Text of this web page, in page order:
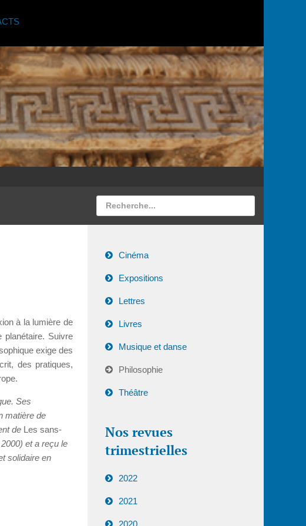
à la lumière de
planétaire. Suivre
exige des
des pratiques,
Ses
matière de
de Les sans-
et a reçu le
solidaire en
Cinéma
Expositions
Lettres
Livres
Musique et danse
Philosophie
Théâtre
Nos revues
trimestrielles
2022
2021
2020